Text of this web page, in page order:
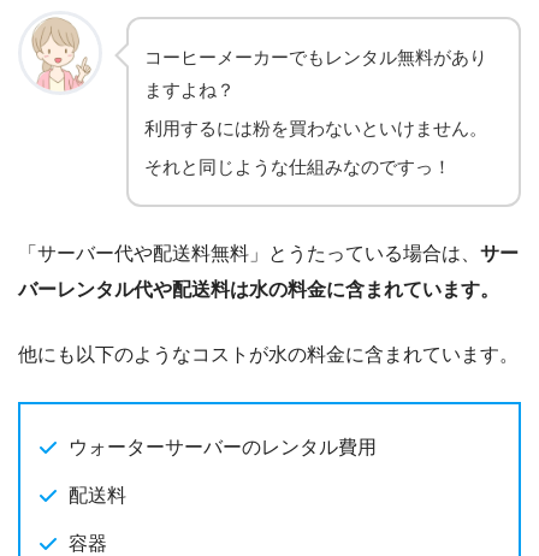
コーヒーメーカーでもレンタル無料があり
ますよね？
利用するには粉を買わないといけません。
それと同じような仕組みなのですっ！
「サーバー代や配送料無料」とうたっている場合は、 サー
バーレンタル代や配送料は水の料金に含まれています。
他にも以下のようなコストが水の料金に含まれています。
ウォーターサーバーのレンタル費用
配送料
容器